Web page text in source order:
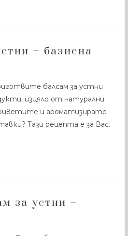
– базисна
балсам за устни
изцяло от натурални
оцветите и ароматизирате
Тази рецепта е за Вас.
за устни –